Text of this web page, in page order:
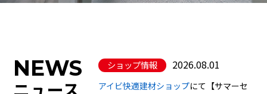
NEWS
ニュース
ショップ情報 2026.08.01
アイビ快適建材ショップにて【サマーセ